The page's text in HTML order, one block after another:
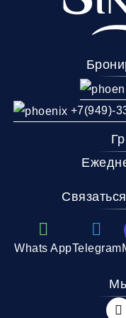
Комфорт
Климат
1 сумка
+7(949)-
Whats AppTelegram